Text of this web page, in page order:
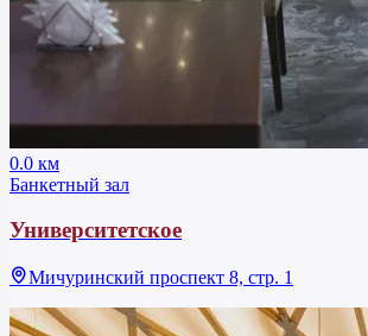
0.0 км
Банкетный зал
Университетское
Мичуринский проспект 8, стр. 1